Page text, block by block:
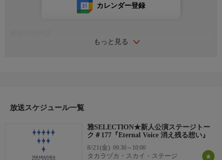
もっと見る
カレンダー登録
新人公演主演コンビを迎え東京宝塚劇場にて収録されたトークイ
放送スケジュール一覧
雅SELECTION★新人公演ステージトー
ク＃177『Eternal Voice 消え残る想い』
8/21(金) 09:30～10:00
タカラヅカ・スカイ・ステージ